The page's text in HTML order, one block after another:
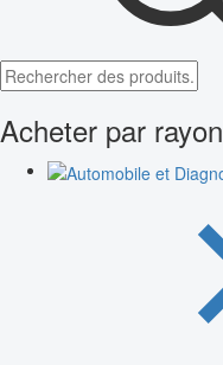
Acheter par rayon